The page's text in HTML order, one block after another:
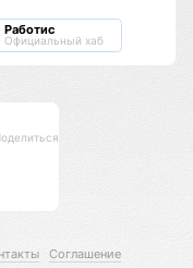
Работис
Официальный хаб
Соглашение